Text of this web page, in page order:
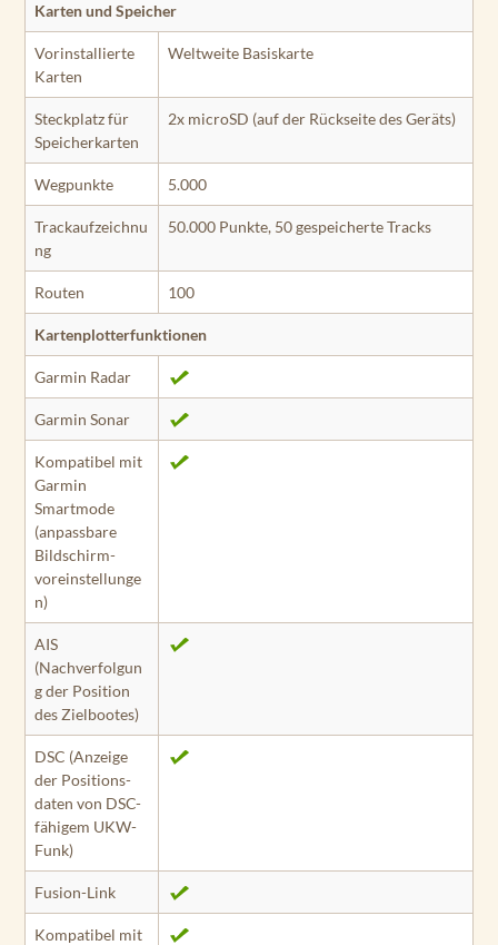
Karten und Speicher
Vorinstallierte
Karten
Weltweite Basiskarte
Steckplatz für
Speicherkarten
2x microSD (auf der Rückseite des Geräts)
Wegpunkte 5.000
Trackaufzeichnu
ng
50.000 Punkte, 50 gespeicherte Tracks
Routen 100
Kartenplotterfunktionen
Garmin Radar
Garmin Sonar
Kompatibel mit
Garmin
Smartmode
(anpassbare
Bildschirm­
voreinstellunge
n)
AIS
(Nachverfolgun
g der Position
des Ziel­bootes)
DSC (Anzeige
der Positions­
daten von DSC-
fähigem UKW-
Funk)
Fusion-Link
Kompatibel mit